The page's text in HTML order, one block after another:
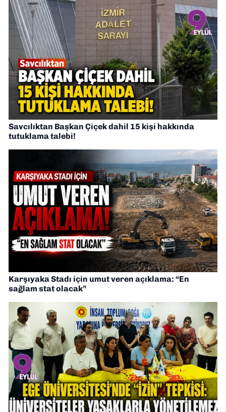
Savcılıktan Başkan Çiçek dahil 15 kişi hakkında
tutuklama talebi!
Karşıyaka Stadı için umut veren açıklama: “En
sağlam stat olacak”